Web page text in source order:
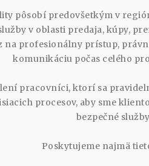
pôsobí predovšetkým v
v oblasti predaja, kúpy,
na profesionálny prístup,
komunikáciu počas celého
pracovníci, ktorí sa
procesov, aby sme
bezpečné
Poskytujeme najmä